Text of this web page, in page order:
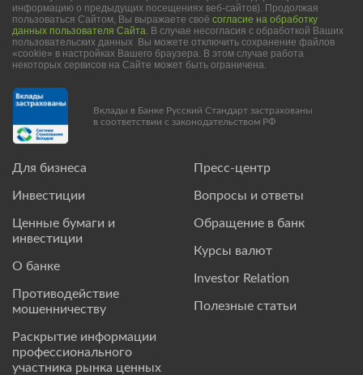
Для бизнеса
Инвестиции
Ценные бумаги и
инвестиции
О банке
Противодействие
мошенничеству
Раскрытие информации
профессионального
участника рынка ценных
Пресс-центр
Вопросы и ответы
Обращение в банк
Курсы валют
Investor Relation
Полезные статьи
информацию о предыдущих посещениях веб-сайтов). Продолжая
пользоваться Сайтом, Вы выражаете своё согласие на обработку
данных пользователя Сайта. В случае несогласия с обработкой Ваших
пользовательских данных Вы можете отключить сохранение файлов
«cookie» в настройках Вашего браузера. В этом случае работа
некоторых сервисов на Сайте может быть ограничена.
Вклады в Банке Русский Стандарт застрахованы
в соответствии с законодательством РФ